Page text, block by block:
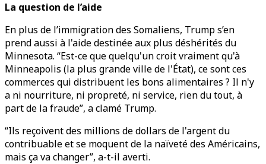
La question de l’aide
En plus de l’immigration des Somaliens, Trump s’en
prend aussi à l'aide destinée aux plus déshérités du
Minnesota. “Est-ce que quelqu'un croit vraiment qu'à
Minneapolis (la plus grande ville de l'État), ce sont ces
commerces qui distribuent les bons alimentaires ? Il n'y
a ni nourriture, ni propreté, ni service, rien du tout, à
part de la fraude”, a clamé Trump.
“Ils reçoivent des millions de dollars de l'argent du
contribuable et se moquent de la naïveté des Américains,
mais ça va changer”, a-t-il averti.